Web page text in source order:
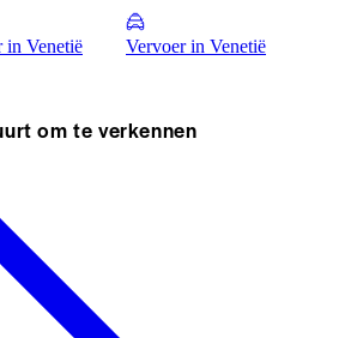
in Venetië Vervoer in Venetië
om te verkennen